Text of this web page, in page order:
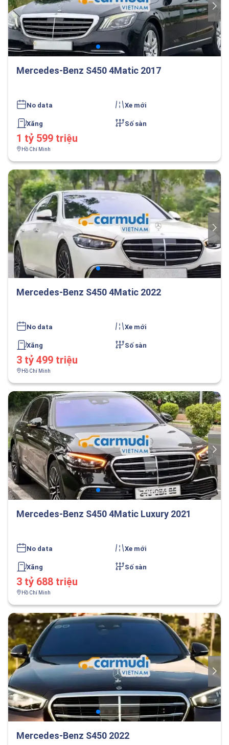
Mercedes-Benz S450 4Matic 2017
No data Xe mới
Xăng Số sàn
1 tỷ 599 triệu
Hồ Chí Minh
Mercedes-Benz S450 4Matic 2022
No data Xe mới
Xăng Số sàn
3 tỷ 499 triệu
Hồ Chí Minh
Mercedes-Benz S450 4Matic Luxury 2021
No data Xe mới
Xăng Số sàn
3 tỷ 688 triệu
Hồ Chí Minh
Mercedes-Benz S450 2022